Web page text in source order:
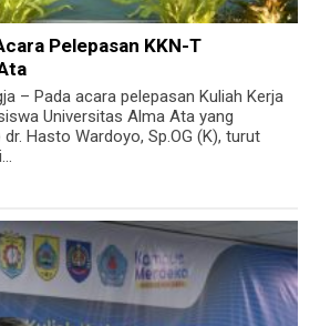
Pelepasan KKN-T
– Pada acara pelepasan Kuliah Kerja
Universitas Alma Ata yang
dr. Hasto Wardoyo, Sp.OG (K), turut